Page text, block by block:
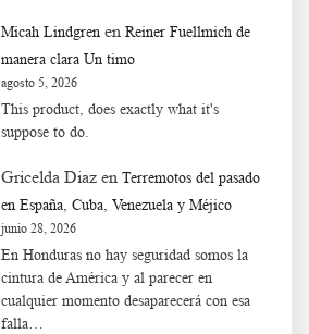
Micah Lindgren en Reiner Fuellmich de
manera clara Un timo
agosto 5, 2026
This product, does exactly what it's
suppose to do.
Gricelda Diaz en Terremotos del pasado
en España, Cuba, Venezuela y Méjico
junio 28, 2026
En Honduras no hay seguridad somos la
cintura de América y al parecer en
cualquier momento desaparecerá con esa
falla…